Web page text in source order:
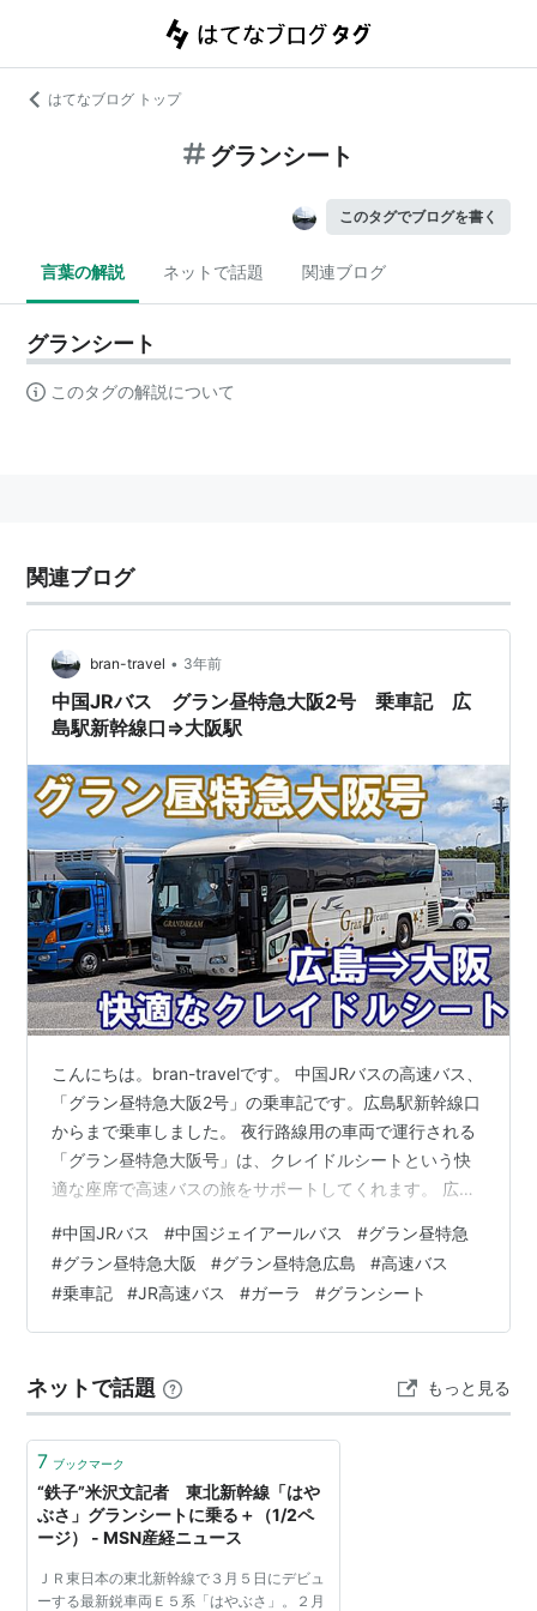
はてなブログ トップ
グランシート
このタグでブログを書く
言葉の解説 ネットで話題 関連ブログ
グランシート
このタグの解説について
関連ブログ
bran-travel • 3年前
中国JRバス グラン昼特急大阪2号 乗車記 広
島駅新幹線口⇒大阪駅
こんにちは。bran-travelです。 中国JRバスの高速バス、
「グラン昼特急大阪2号」の乗車記です。広島駅新幹線口
からまで乗車しました。 夜行路線用の車両で運行される
「グラン昼特急大阪号」は、クレイドルシートという快
適な座席で高速バスの旅をサポートしてくれます。 広島
大阪号」の快適な座席で、高速バスの旅を楽しみません
か？ この記事はこのような方にオススメ☆ グラン昼特急
大阪号・グラン昼特急広島号を検討されている方 広島か
ら大阪までお得に移動したい方 グラン昼特急・グランド
について知りたい…
#中国JRバス #中国ジェイアールバス #グラン昼特急
#グラン昼特急大阪 #グラン昼特急広島 #高速バス
#乗車記 #JR高速バス #ガーラ #グランシート
ネットで話題 もっと見る
7 ブックマーク
“鉄子”米沢文記者 東北新幹線「はや
ぶさ」グランシートに乗る＋（1/2ペ
ージ） - MSN産経ニュース
ＪＲ東日本の東北新幹線で３月５日にデビュ
ーする最新鋭車両Ｅ５系「はやぶさ」。２月